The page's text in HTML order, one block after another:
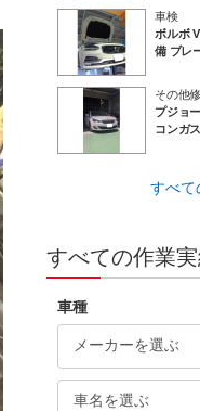
車検
ボルボ
備 ブレ
その他
プジョ
コンガ
居浜 砥
すべて
すべての作業
車種